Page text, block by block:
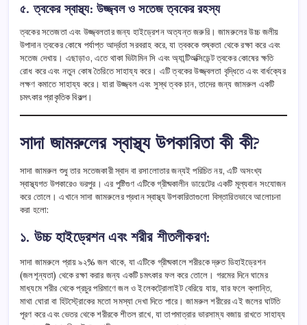
৫. ত্বকের স্বাস্থ্য: উজ্জ্বল ও সতেজ ত্বকের রহস্য
ত্বকের সতেজতা এবং উজ্জ্বলতার জন্য হাইড্রেশন অত্যন্ত জরুরি। জামরুলের উচ্চ জলীয়
উপাদান ত্বকের কোষে পর্যাপ্ত আর্দ্রতা সরবরাহ করে, যা ত্বককে শুষ্কতা থেকে রক্ষা করে এবং
সতেজ দেখায়। এছাড়াও, এতে থাকা ভিটামিন সি এবং অ্যান্টিঅক্সিডেন্ট ত্বকের কোষের ক্ষতি
রোধ করে এবং নতুন কোষ তৈরিতে সাহায্য করে। এটি ত্বকের উজ্জ্বলতা বৃদ্ধিতে এবং বার্ধক্যের
লক্ষণ কমাতে সাহায্য করে। যারা উজ্জ্বল এবং সুস্থ ত্বক চান, তাদের জন্য জামরুল একটি
চমৎকার প্রাকৃতিক বিকল্প।
সাদা জামরুলের স্বাস্থ্য উপকারিতা কী কী?
সাদা জামরুল শুধু তার সতেজকারী স্বাদ বা রসালোতার জন্যই পরিচিত নয়, এটি অসংখ্য
স্বাস্থ্যগত উপকারেও ভরপুর। এর পুষ্টিগুণ এটিকে গ্রীষ্মকালীন ডায়েটের একটি মূল্যবান সংযোজন
করে তোলে। এখানে সাদা জামরুলের প্রধান স্বাস্থ্য উপকারিতাগুলো বিস্তারিতভাবে আলোচনা
করা হলো:
১. উচ্চ হাইড্রেশন এবং শরীর শীতলীকরণ:
সাদা জামরুলে প্রায় ৯২% জল থাকে, যা এটিকে গ্রীষ্মকালে শরীরকে দ্রুত ডিহাইড্রেশন
(জলশূন্যতা) থেকে রক্ষা করার জন্য একটি চমৎকার ফল করে তোলে। গরমের দিনে ঘামের
মাধ্যমে শরীর থেকে প্রচুর পরিমাণে জল ও ইলেকট্রোলাইট বেরিয়ে যায়, যার ফলে ক্লান্তি,
মাথা ঘোরা বা হিটস্ট্রোকের মতো সমস্যা দেখা দিতে পারে। জামরুল শরীরের এই জলের ঘাটতি
পূরণ করে এবং ভেতর থেকে শরীরকে শীতল রাখে, যা তাপমাত্রার ভারসাম্য বজায় রাখতে সাহায্য